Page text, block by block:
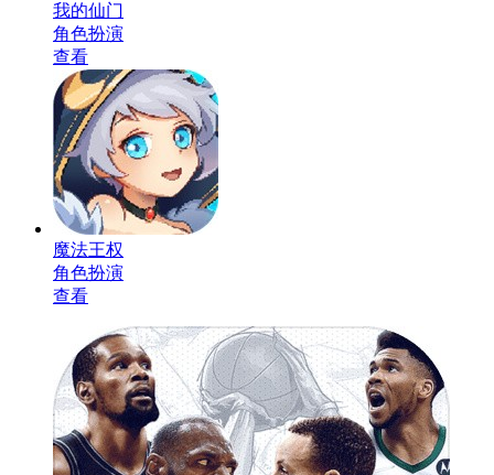
我的仙门
角色扮演
查看
魔法王权
角色扮演
查看